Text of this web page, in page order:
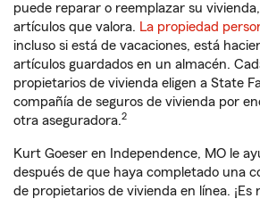
puede reparar o reemplazar su
artículos que valora. La propiedad
incluso si está de vacaciones, está
artículos guardados en un almacén.
propietarios de vivienda eligen a State
compañía de seguros de vivienda por
otra aseguradora.2
Kurt Goeser en Independence, MO le
después de que haya completado una
de propietarios de vivienda en línea. ¡Es